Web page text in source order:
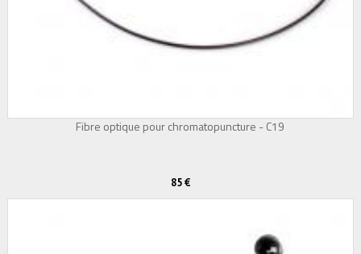
Fibre optique pour chromatopuncture - C19
85 €